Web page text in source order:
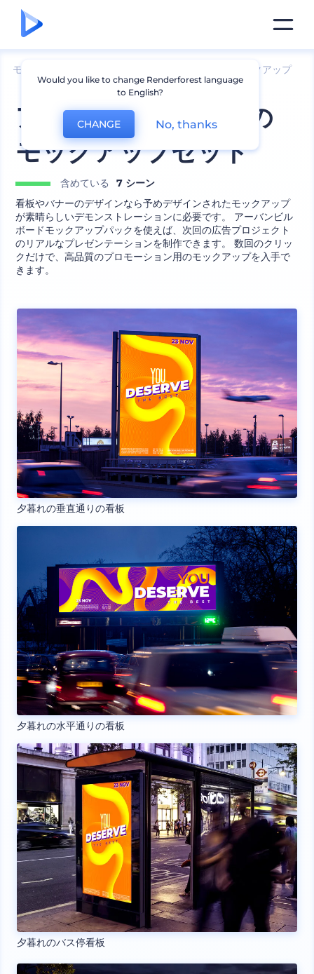
モックアップ 看板とバナーのモックアップ
アーバンビルボードの
モックアップセット
含めている
7 シーン
看板やバナーのデザインなら予めデザインされたモックアップ
が素晴らしいデモンストレーションに必要です。 アーバンビル
ボードモックアップパックを使えば、次回の広告プロジェクト
のリアルなプレゼンテーションを制作できます。 数回のクリッ
クだけで、高品質のプロモーション用のモックアップを入手で
きます。
夕暮れの垂直通りの看板
夕暮れの水平通りの看板
夕暮れのバス停看板
Would you like to change Renderforest language
to English?
CHANGE No, thanks